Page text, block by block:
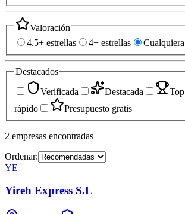
Valoración
4.5+ estrellas
4+ estrellas Cualquiera
Destacados
Verificada
Destacada Top
rápido
Presupuesto gratis
2 empresas encontradas
Ordenar:
YE
Yireh Express S.L